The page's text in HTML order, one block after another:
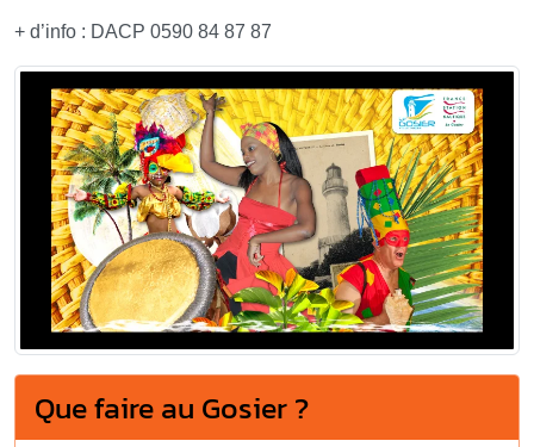
+ d’info : DACP 0590 84 87 87
Que faire au Gosier ?